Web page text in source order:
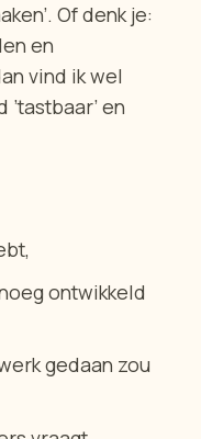
Of denk je:
en
vind ik wel
en
ontwikkeld
gedaan zou